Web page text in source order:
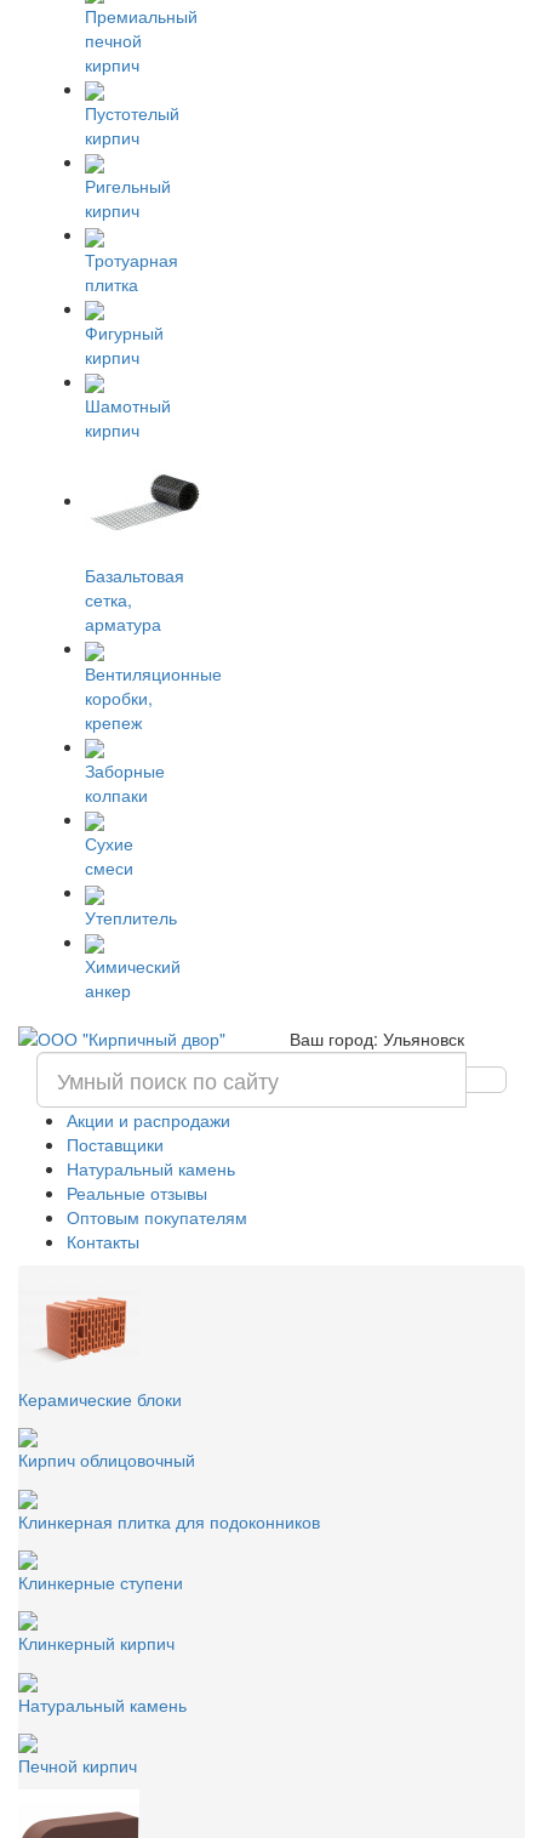
Премиальный
печной
кирпич
Пустотелый
кирпич
Ригельный
кирпич
Тротуарная
плитка
Фигурный
кирпич
Шамотный
кирпич
Базальтовая
сетка,
арматура
Вентиляционные
коробки,
крепеж
Заборные
колпаки
Сухие
смеси
Утеплитель
Химический
анкер
Ваш город: Ульяновск
Акции и распродажи
Поставщики
Натуральный камень
Реальные отзывы
Оптовым покупателям
Контакты
Керамические блоки
Кирпич облицовочный
Клинкерная плитка для подоконников
Клинкерные ступени
Клинкерный кирпич
Натуральный камень
Печной кирпич